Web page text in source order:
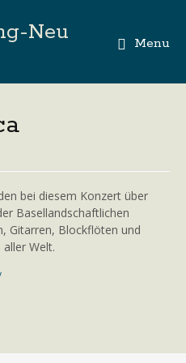
Neu Menu
bei diesem Konzert über
Basellandschaftlichen
Gitarren, Blockflöten und
Welt.